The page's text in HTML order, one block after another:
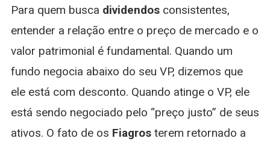
Para quem busca dividendosconsistentes,
entender a relação entre o preço de mercado e o
valor patrimonial é fundamental. Quando um
fundo negocia abaixo do seu VP, dizemos que
ele está com desconto. Quando atinge o VP, ele
está sendo negociado pelo “preço justo” de seus
ativos. O fato de os Fiagrosterem retornado a